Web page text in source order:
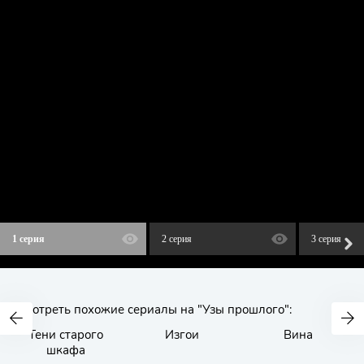
1 серия 2 серия 3 серия
Смотреть похожие сериалы на "Узы прошлого":
Тени старого
шкафа
Изгои Вина